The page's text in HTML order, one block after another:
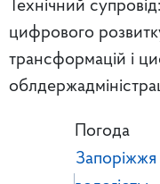
Технічний
цифрового
трансформацій і
Погода
Запоріжжя